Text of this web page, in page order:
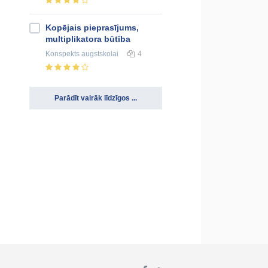
Kopējais pieprasījums,
multiplikatora būtība
Konspekts augstskolai 4
Parādīt vairāk līdzīgos ...